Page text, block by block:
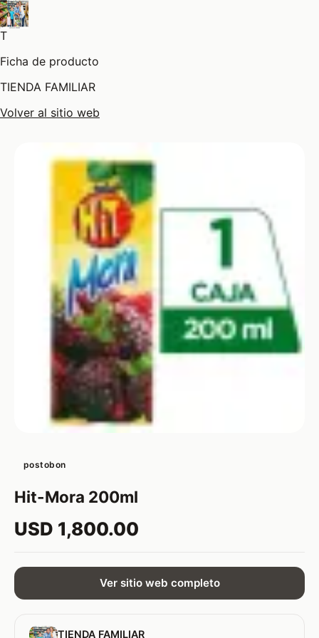
T
Ficha de producto
TIENDA FAMILIAR
Volver al sitio web
postobon
Hit-Mora 200ml
USD 1,800.00
Ver sitio web completo
TIENDA FAMILIAR